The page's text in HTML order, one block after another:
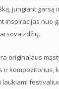
jungiant garsą
inspiracijas nuo
originalaus
ir kompozitorius,
laukiami